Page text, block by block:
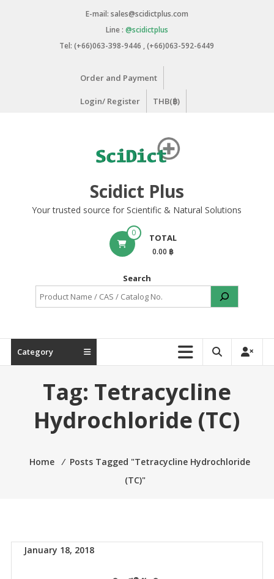
E-mail: sales@scidictplus.com
Line : @scidictplus
Tel: (+66)063-398-9446 , (+66)063-592-6449
Order and Payment
Login/ Register THB(฿)
Scidict Plus
Your trusted source for Scientific & Natural Solutions
0 TOTAL
0.00 ฿
Search
Category
Tag: Tetracycline
Hydrochloride (TC)
Home ⁄ Posts Tagged "Tetracycline Hydrochloride
(TC)"
January 18, 2018